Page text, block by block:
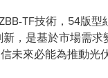
TF技術，54版
，是基於市場需
未來必能為推動光